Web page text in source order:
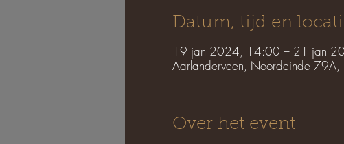
Datum, tijd en
19 jan 2024, 14:00 – 21 jan
Aarlanderveen, Noordeinde
Over het event